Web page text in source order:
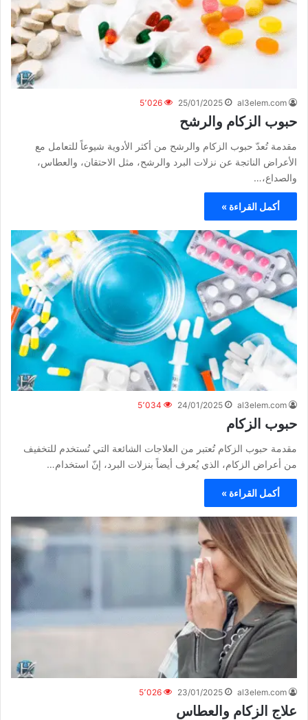
al3elem.com
25/01/2025 5٬026
حبوب الزكام والرشح
مقدمة تُعدّ حبوب الزكام والرشح من أكثر الأدوية شيوعاً للتعامل مع
الأعراض الناتجة عن نزلات البرد والرشح، مثل الاحتقان، والعطاس،
والصداع،…
أكمل القراءة »
al3elem.com
24/01/2025 5٬034
حبوب الزكام
مقدمة حبوب الزكام تُعتبر من العلاجات الشائعة التي تُستخدم للتخفيف
من أعراض الزكام، الذي يُعرف أيضاً بنزلات البرد، إنّ استخدام…
أكمل القراءة »
al3elem.com
23/01/2025 5٬026
علاج الزكام والعطاس